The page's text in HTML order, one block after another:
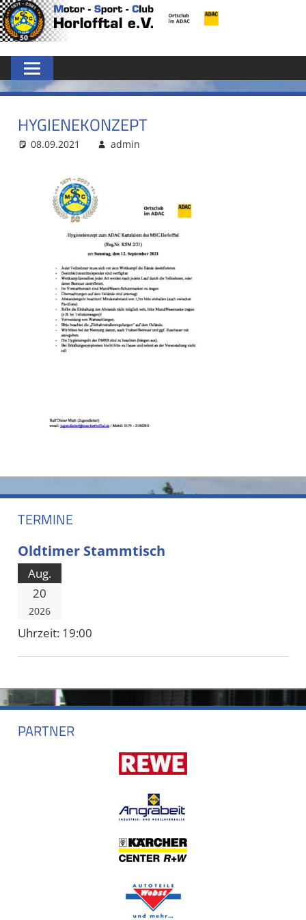
Zum
Inhalt
MSC
HORLOFFTAL
E.V.
HYGIENEKONZEPT
08.09.2021 admin
TERMINE
Oldtimer Stammtisch
Aug.
20
2026
Uhrzeit: 19:00
PARTNER